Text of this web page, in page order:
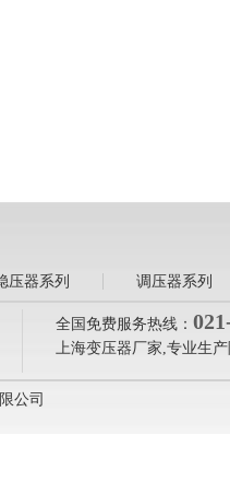
压器系列 调压器系列
全国免费服务热线：
上海变压器厂家,专业生
公司